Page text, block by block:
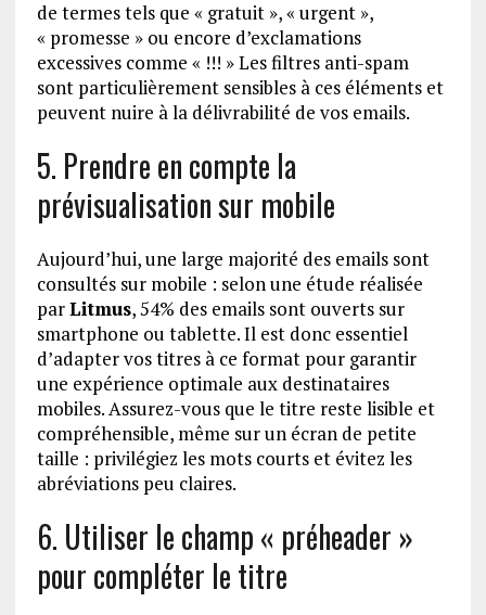
de termes tels que « gratuit », « urgent »,
« promesse » ou encore d’exclamations
excessives comme « !!! » Les filtres anti-spam
sont particulièrement sensibles à ces éléments et
peuvent nuire à la délivrabilité de vos emails.
5. Prendre en compte la
prévisualisation sur mobile
Aujourd’hui, une large majorité des emails sont
consultés sur mobile : selon une étude réalisée
parLitmus, 54% des emails sont ouverts sur
smartphone ou tablette. Il est donc essentiel
d’adapter vos titres à ce format pour garantir
une expérience optimale aux destinataires
mobiles. Assurez-vous que le titre reste lisible et
compréhensible, même sur un écran de petite
taille : privilégiez les mots courts et évitez les
abréviations peu claires.
6. Utiliser le champ « préheader »
pour compléter le titre